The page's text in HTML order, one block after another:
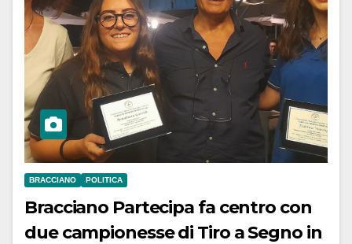
BRACCIANO POLITICA
Bracciano Partecipa fa centro con
due campionesse di Tiro a Segno in